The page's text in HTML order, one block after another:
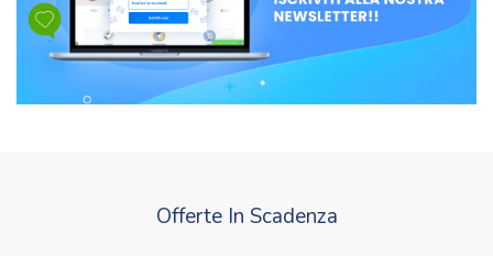
Offerte In Scadenza